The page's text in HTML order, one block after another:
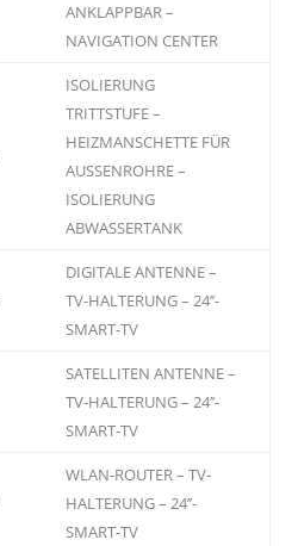
ANKLAPPBAR –
NAVIGATION CENTER
ISOLIERUNG
TRITTSTUFE –
HEIZMANSCHETTE FÜR
AUSSENROHRE –
ISOLIERUNG
ABWASSERTANK
DIGITALE ANTENNE –
TV-HALTERUNG – 24’’-
SMART-TV
SATELLITEN ANTENNE –
TV-HALTERUNG – 24’’-
SMART-TV
WLAN-ROUTER – TV-
HALTERUNG – 24’’-
SMART-TV